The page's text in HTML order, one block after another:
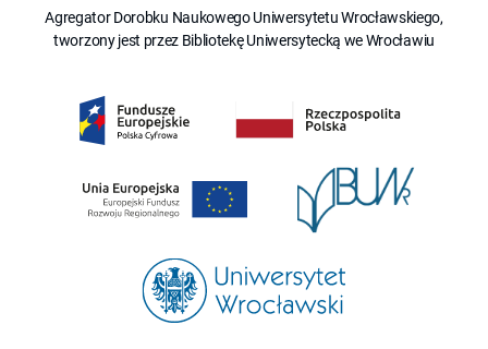
Agregator Dorobku Naukowego Uniwersytetu Wrocławskiego,
tworzony jest przez Bibliotekę Uniwersytecką we Wrocławiu